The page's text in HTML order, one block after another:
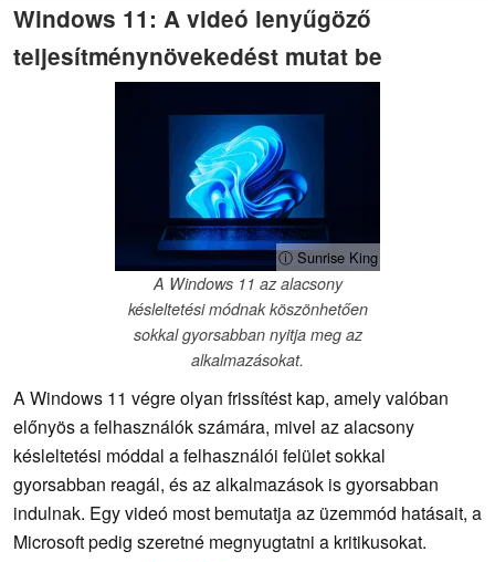
Windows 11: A videó lenyűgöző
teljesítménynövekedést mutat be
ⓘ Sunrise King
A Windows 11 az alacsony
késleltetési módnak köszönhetően
sokkal gyorsabban nyitja meg az
alkalmazásokat.
A Windows 11 végre olyan frissítést kap, amely valóban
előnyös a felhasználók számára, mivel az alacsony
késleltetési móddal a felhasználói felület sokkal
gyorsabban reagál, és az alkalmazások is gyorsabban
indulnak. Egy videó most bemutatja az üzemmód hatásait, a
Microsoft pedig szeretné megnyugtatni a kritikusokat.